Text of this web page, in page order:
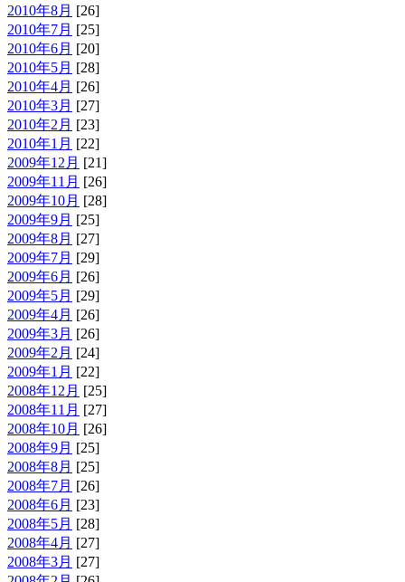
2010年8月 [26]
2010年7月 [25]
2010年6月 [20]
2010年5月 [28]
2010年4月 [26]
2010年3月 [27]
2010年2月 [23]
2010年1月 [22]
2009年12月 [21]
2009年11月 [26]
2009年10月 [28]
2009年9月 [25]
2009年8月 [27]
2009年7月 [29]
2009年6月 [26]
2009年5月 [29]
2009年4月 [26]
2009年3月 [26]
2009年2月 [24]
2009年1月 [22]
2008年12月 [25]
2008年11月 [27]
2008年10月 [26]
2008年9月 [25]
2008年8月 [25]
2008年7月 [26]
2008年6月 [23]
2008年5月 [28]
2008年4月 [27]
2008年3月 [27]